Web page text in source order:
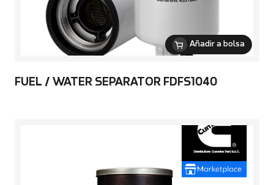
Añadir a bolsa
FUEL / WATER SEPARATOR FDFS1040